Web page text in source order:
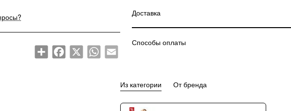
ShareFacebook
X WhatsAppEmail
Доставка
Способы оплаты
Из категории От бренда